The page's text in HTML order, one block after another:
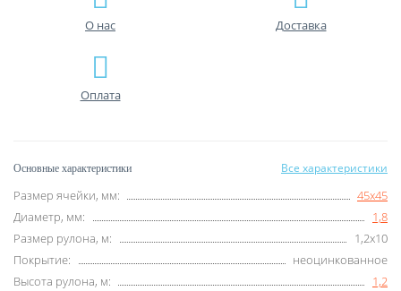
О нас Доставка
Оплата
Основные характеристики Все характеристики
Размер ячейки, мм:
45х45
Диаметр, мм:
1,8
Размер рулона, м:
1,2х10
Покрытие:
неоцинкованное
Высота рулона, м:
1,2